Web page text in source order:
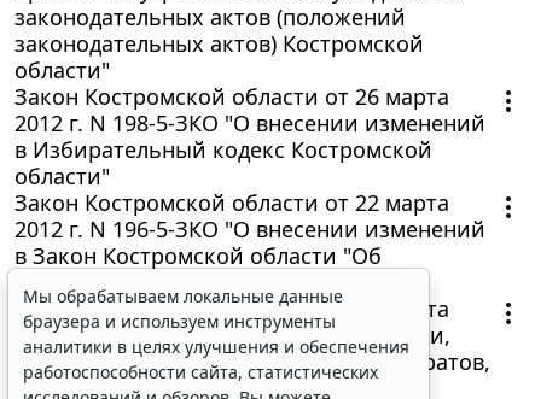
законодательных актов (положений
законодательных актов) Костромской
области"
Закон Костромской области от 26 марта
2012 г. N 198-5-ЗКО "О внесении изменений
в Избирательный кодекс Костромской
области"
Закон Костромской области от 22 марта
2012 г. N 196-5-ЗКО "О внесении изменений
в Закон Костромской области "Об
Закон Костромской области от 26 марта
2012 г. N 208-5-ЗКО "О порядке выписки,
отпуска и учета лекарственных препаратов,
содержащих кодеин и его соли, на
Мы обрабатываем локальные данные
браузера и используем инструменты
аналитики в целях улучшения и обеспечения
работоспособности сайта, статистических